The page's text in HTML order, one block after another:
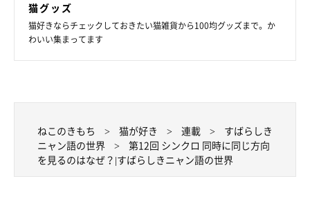
猫グッズ
猫好きならチェックしておきたい猫雑貨から100均グッズまで。か
わいい集まってます
ねこのきもち 猫が好き 連載
すばらしき
ニャン語の世界
第12回 シンクロ 同時に同じ方向
を見るのはなぜ？|すばらしきニャン語の世界